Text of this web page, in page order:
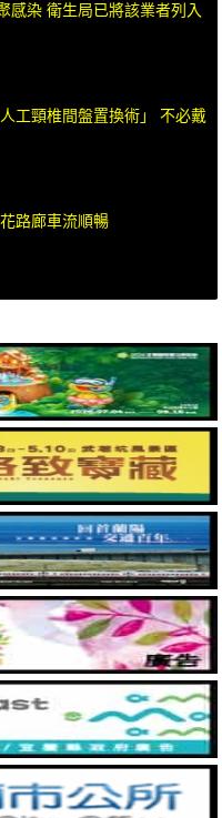
感染 衛生局已將該業者列入
工頸椎間盤置換術」 不必戴
路廊車流順暢